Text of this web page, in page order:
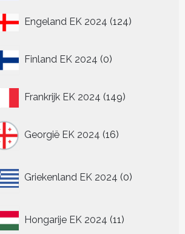
Engeland EK 2024 124124
Finland EK 2024 0
producten
Frankrijk EK 2024 149149
Georgië EK 2024 16
producten
Griekenland EK 2024 0
producten
Hongarije EK 2024 11
producten